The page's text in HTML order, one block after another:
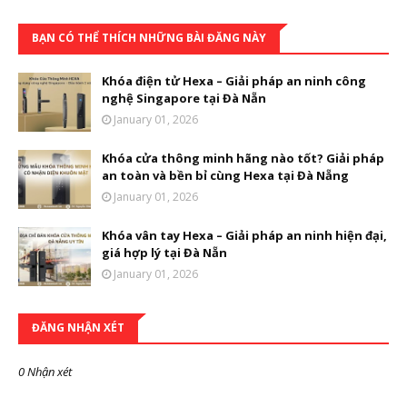
BẠN CÓ THỂ THÍCH NHỮNG BÀI ĐĂNG NÀY
Khóa điện tử Hexa – Giải pháp an ninh công
nghệ Singapore tại Đà Nẵn
January 01, 2026
Khóa cửa thông minh hãng nào tốt? Giải pháp
an toàn và bền bỉ cùng Hexa tại Đà Nẵng
January 01, 2026
Khóa vân tay Hexa – Giải pháp an ninh hiện đại,
giá hợp lý tại Đà Nẵn
January 01, 2026
ĐĂNG NHẬN XÉT
0 Nhận xét